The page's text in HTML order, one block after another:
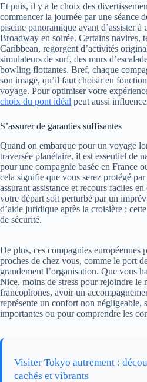
Et puis, il y a le choix des
commencer la journée par une séance
piscine panoramique avant d’assister à
Broadway en soirée. Certains navires,
Caribbean, regorgent d’activités
simulateurs de surf, des murs
bowling flottantes. Bref, chaque
son image, qu’il faut choisir en
voyage. Pour optimiser votre
choix du pont idéal peut aussi
S’assurer de garanties suffisantes
Quand on embarque pour un voyage
traversée planétaire, il est essentiel de
pour une compagnie basée en France
cela signifie que vous serez protégé
assurant assistance et recours faciles
votre départ soit perturbé par un
d’aide juridique après la croisière ;
de sécurité.
De plus, ces compagnies européennes
proches de chez vous, comme le port
grandement l’organisation. Que vous
Nice, moins de stress pour rejoindre le
francophones, avoir un
représente un confort non négligeable,
importantes ou pour comprendre les
Visiter Tokyo autrement :
cachés et vibrants